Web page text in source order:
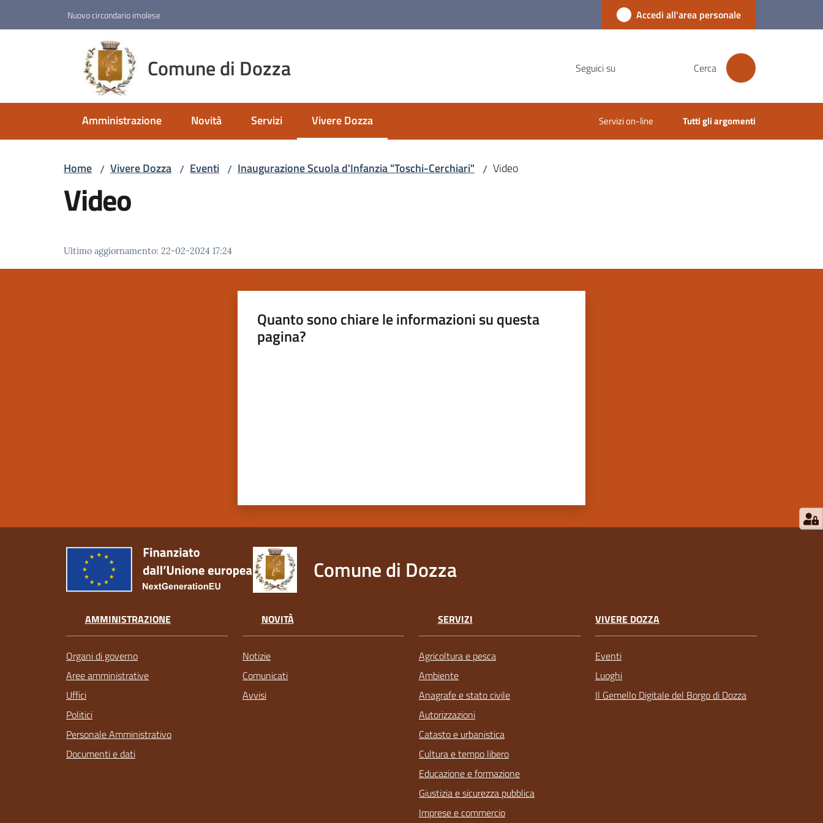
Nuovo circondario imolese Accedi all'area personale
Comune di Dozza Seguici su Cerca
Amministrazione Novità Servizi Vivere Dozza
Menu selezionato Servizi on-line Tutti gli argomenti
Home / Vivere Dozza / Eventi / Inaugurazione Scuola d'Infanzia "Toschi-Cerchiari" / Video
Video
Ultimo aggiornamento: 22-02-2024 17:24
Quanto sono chiare le informazioni su questa
pagina?
Comune di Dozza
AMMINISTRAZIONE
Organi di governo
Aree amministrative
Uffici
Politici
Personale Amministrativo
Documenti e dati
NOVITÀ
Notizie
Comunicati
Avvisi
SERVIZI
Agricoltura e pesca
Ambiente
Anagrafe e stato civile
Autorizzazioni
Catasto e urbanistica
Cultura e tempo libero
Educazione e formazione
Giustizia e sicurezza pubblica
Imprese e commercio
VIVERE DOZZA
Eventi
Luoghi
Il Gemello Digitale del Borgo di Dozza